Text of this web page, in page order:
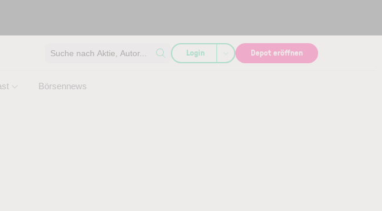
Börsennews
Suche nach Aktie, Autor... Login Depot eröffnen